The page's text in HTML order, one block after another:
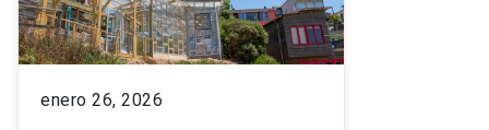
enero 26, 2026